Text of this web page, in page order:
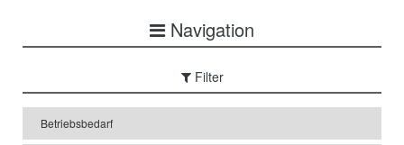
Navigation
Filter
Betriebsbedarf